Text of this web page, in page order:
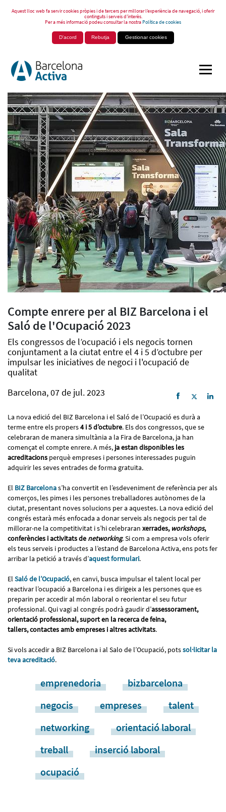
Aquest lloc web fa servir cookies pròpies i de tercers per millorar l’experiència de navegació, i oferir
continguts i serveis d’interès.
Per a més informació podeu consultar la nostraPolítica de cookies
D'acord Rebutja Gestionar cookies
Compte enrere per al BIZ Barcelona i el
Saló de l'Ocupació 2023
Els congressos de l’ocupació i els negocis tornen
conjuntament a la ciutat entre el 4 i 5 d’octubre per
impulsar les iniciatives de negoci i l'ocupació de
qualitat
Barcelona, 07 de jul. 2023
La nova edició del BIZ Barcelona i el Saló de l’Ocupació es durà a
terme entre els propers4 i 5 d’octubre. Els dos congressos, que se
celebraran de manera simultània a la Fira de Barcelona, ja han
començat el compte enrere. A més, ja estan disponibles les
acreditacions perquè empreses i persones interessades puguin
adquirir les seves entrades de forma gratuïta.
El BIZ Barcelonas’ha convertit en l’esdeveniment de referència per als
comerços, les pimes i les persones treballadores autònomes de la
ciutat, presentant noves solucions per a aquestes. La nova edició del
congrés estarà més enfocada a donar serveis als negocis per tal de
millorar-ne la competitivitat i s’hi celebraran xerrades, workshops,
conferències i activitats de networking. Si com a empresa vols oferir
els teus serveis i productes a l’estand de Barcelona Activa, ens pots fer
arribar la petició a través d’aquest formulari.
El Saló de l’Ocupació, en canvi, busca impulsar el talent local per
reactivar l’ocupació a Barcelona i es dirigeix a les persones que es
preparin per accedir al món laboral o reorientar el seu futur
professional. Qui vagi al congrés podrà gaudir d’assessorament,
orientació professional, suport en la recerca de feina,
tallers, contactes amb empreses i altres activitats.
Si vols accedir a BIZ Barcelona i al Salo de l’Ocupació, potssol·licitar la
teva acreditació.
emprenedoria
bizbarcelona
negocis
empreses
talent
networking
orientació laboral
treball
inserció laboral
ocupació